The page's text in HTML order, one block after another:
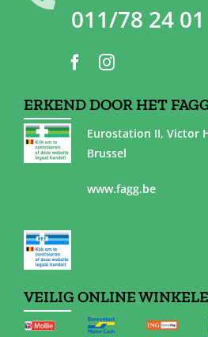
011/78 24 01
ERKEND DOOR HET
Eurostation II, Victor
Brussel
www.fagg.be
VEILIG ONLINE